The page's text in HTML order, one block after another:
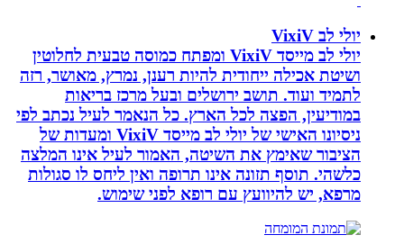
יולי לב VixiV
יולי לב מייסד VixiV ומפתח כמוסה טבעית לחלוטין
ושיטת אכילה ייחודית להיות רענן, נמרץ, מאושר, רזה
לתמיד ועוד. תושב ירושלים ובעל מרכז בריאות
במודיעין, הפצה לכל הארץ. כל הנאמר לעיל נכתב לפי
ניסיונו האישי של יולי לב מייסד VixiV ומעדות של
הציבור שאימץ את השיטה, האמור לעיל אינו המלצה
כלשהי. תוסף תזונה אינו תרופה ואין ליחס לו סגולות
מרפא, יש להיוועץ עם רופא לפני שימוש.